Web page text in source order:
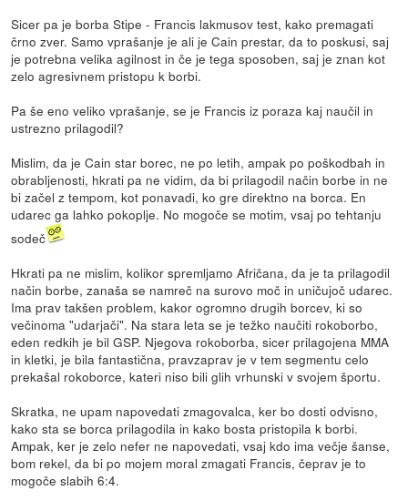
Sicer pa je borba Stipe - Francis lakmusov test, kako premagati
črno zver. Samo vprašanje je ali je Cain prestar, da to poskusi, saj
je potrebna velika agilnost in če je tega sposoben, saj je znan kot
zelo agresivnem pristopu k borbi.
Pa še eno veliko vprašanje, se je Francis iz poraza kaj naučil in
ustrezno prilagodil?
Mislim, da je Cain star borec, ne po letih, ampak po poškodbah in
obrabljenosti, hkrati pa ne vidim, da bi prilagodil način borbe in ne
bi začel z tempom, kot ponavadi, ko gre direktno na borca. En
udarec ga lahko pokoplje. No mogoče se motim, vsaj po tehtanju
sodeč
Hkrati pa ne mislim, kolikor spremljamo Afričana, da je ta prilagodil
način borbe, zanaša se namreč na surovo moč in uničujoč udarec.
Ima prav takšen problem, kakor ogromno drugih borcev, ki so
večinoma "udarjači". Na stara leta se je težko naučiti rokoborbo,
eden redkih je bil GSP. Njegova rokoborba, sicer prilagojena MMA
in kletki, je bila fantastična, pravzaprav je v tem segmentu celo
prekašal rokoborce, kateri niso bili glih vrhunski v svojem športu.
Skratka, ne upam napovedati zmagovalca, ker bo dosti odvisno,
kako sta se borca prilagodila in kako bosta pristopila k borbi.
Ampak, ker je zelo nefer ne napovedati, vsaj kdo ima večje šanse,
bom rekel, da bi po mojem moral zmagati Francis, čeprav je to
mogoče slabih 6:4.